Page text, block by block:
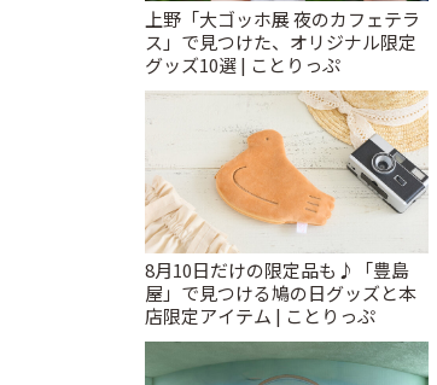
上野「大ゴッホ展 夜のカフェテラ
ス」で見つけた、オリジナル限定
グッズ10選 | ことりっぷ
8月10日だけの限定品も♪「豊島
屋」で見つける鳩の日グッズと本
店限定アイテム | ことりっぷ